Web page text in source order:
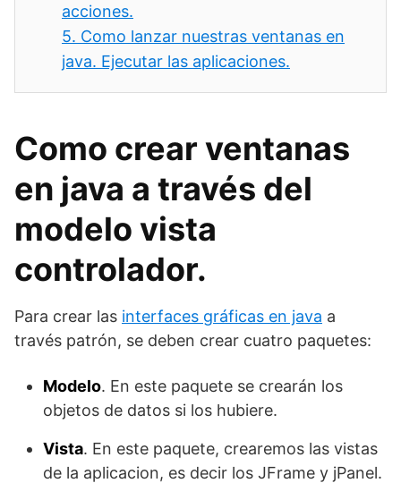
acciones.
5. Como lanzar nuestras ventanas en
java. Ejecutar las aplicaciones.
Como crear ventanas
en java a través del
modelo vista
controlador.
Para crear las interfaces gráficas en java a
través patrón, se deben crear cuatro paquetes:
Modelo. En este paquete se crearán los
objetos de datos si los hubiere.
Vista. En este paquete, crearemos las vistas
de la aplicacion, es decir los JFrame y jPanel.